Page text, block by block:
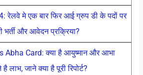
रेलवे मे एक बार फिर आई ग्रुप डी के पदों पर
भर्ती और आवेदन प्रक्रिया?
Abha Card: क्या है आयुष्मान और आभा
जाने क्या है पूरी रिपोर्ट?